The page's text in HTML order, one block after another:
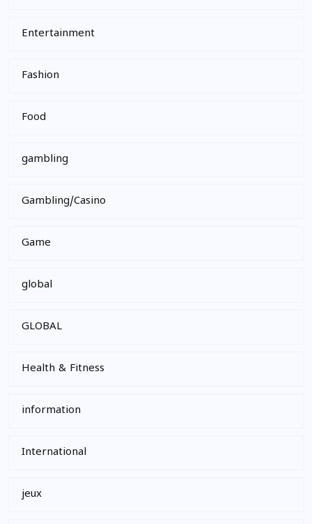
Entertainment
Fashion
Food
gambling
Gambling/Casino
Game
global
GLOBAL
Health & Fitness
information
International
jeux